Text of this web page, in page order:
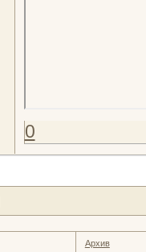
0
Архив